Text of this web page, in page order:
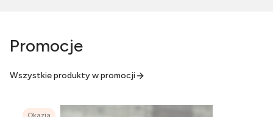
Promocje
Wszystkie produkty w promocji
Okazja